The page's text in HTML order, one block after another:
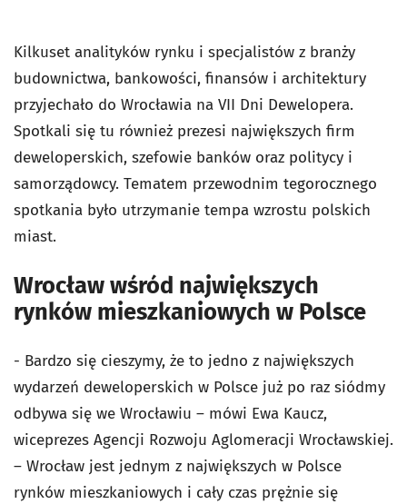
Kilkuset analityków rynku i specjalistów z branży
budownictwa, bankowości, finansów i architektury
przyjechało do Wrocławia na VII Dni Dewelopera.
Spotkali się tu również prezesi największych firm
deweloperskich, szefowie banków oraz politycy i
samorządowcy. Tematem przewodnim tegorocznego
spotkania było utrzymanie tempa wzrostu polskich
miast.
Wrocław wśród największych
rynków mieszkaniowych w Polsce
- Bardzo się cieszymy, że to jedno z największych
wydarzeń deweloperskich w Polsce już po raz siódmy
odbywa się we Wrocławiu – mówi Ewa Kaucz,
wiceprezes Agencji Rozwoju Aglomeracji Wrocławskiej.
– Wrocław jest jednym z największych w Polsce
rynków mieszkaniowych i cały czas prężnie się